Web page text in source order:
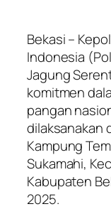
Bekasi –
Indonesia
Jagung
komitmen
pangan
dilaksanakan
Kampung
Sukamahi,
Kabupaten
2025.